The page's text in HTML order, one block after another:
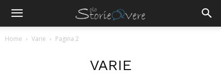
Home Varie Pagina 2
VARIE